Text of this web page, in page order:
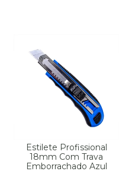
Estilete Profissional
18mm Com Trava
Emborrachado Azul